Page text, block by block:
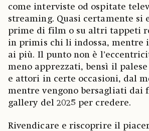
come interviste od ospitate
streaming. Quasi certamente
prime di film o su altri tappeti
in primis chi li indossa, mentre
ai più. Il punto non è
meno apprezzati, bensì il
e attori in certe occasioni, dal
mentre vengono bersagliati dai
gallery del 2025 per credere.
Rivendicare e riscoprire il